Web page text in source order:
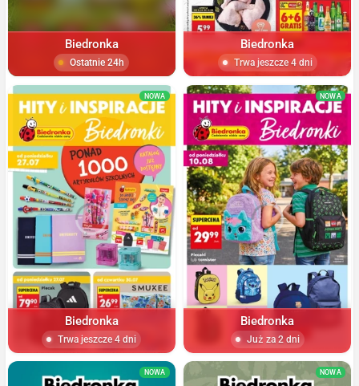
Biedronka
Ostatnie 24h
Biedronka
Trwa jeszcze 4 dni
NOWA
Biedronka
Trwa jeszcze 4 dni
NOWA
Biedronka
Już za 2 dni
NOWA NOWA